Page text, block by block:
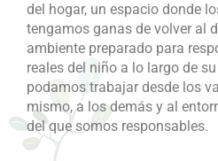
del hogar, un espacio donde
tengamos ganas de volver al
ambiente preparado para
reales del niño a lo largo de
podamos trabajar desde los
mismo, a los demás y al
del que somos responsables.